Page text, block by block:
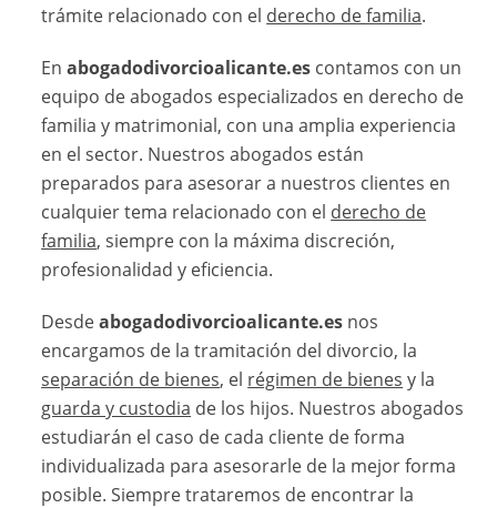
trámite relacionado con el derecho de familia.
Enabogadodivorcioalicante.es contamos con un
equipo de abogados especializados en derecho de
familia y matrimonial, con una amplia experiencia
en el sector. Nuestros abogados están
preparados para asesorar a nuestros clientes en
cualquier tema relacionado con el derecho de
familia, siempre con la máxima discreción,
profesionalidad y eficiencia.
Desdeabogadodivorcioalicante.es nos
encargamos de la tramitación del divorcio, la
separación de bienes, el régimen de bienes y la
guarda y custodia de los hijos. Nuestros abogados
estudiarán el caso de cada cliente de forma
individualizada para asesorarle de la mejor forma
posible. Siempre trataremos de encontrar la